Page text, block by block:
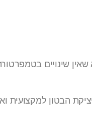
שינויים
הבטון למקצועית